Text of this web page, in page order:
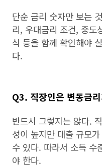
단순 금리 숫자만 보는
리, 우대금리 조건, 중도
식 등을 함께 확인해야
다.
Q3. 직장인은 변동금
반드시 그렇지는 않다.
성이 높지만 대출 규모
수 있다. 따라서 소득 수
야 한다.